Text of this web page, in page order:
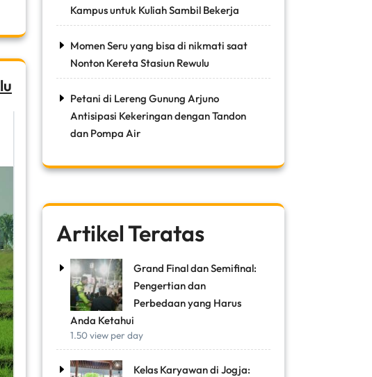
Kampus untuk Kuliah Sambil Bekerja
Momen Seru yang bisa di nikmati saat
Nonton Kereta Stasiun Rewulu
Petani di Lereng Gunung Arjuno
Antisipasi Kekeringan dengan Tandon
dan Pompa Air
Artikel Teratas
Grand Final dan Semifinal:
Pengertian dan
Perbedaan yang Harus
Anda Ketahui
1.50 view per day
Kelas Karyawan di Jogja: